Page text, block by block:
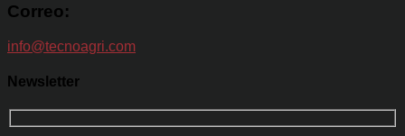
Correo:
info@tecnoagri.com
Newsletter